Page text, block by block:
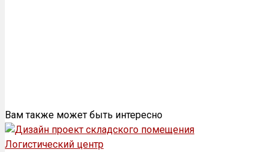
Вам также может быть интересно
Логистический центр